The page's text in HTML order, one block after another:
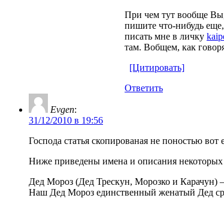
При чем тут вообще Вы,
пишите что-нибудь
писать мне в личку
там. Вобщем, как
[Цитировать]
Ответить
Evgen:
31/12/2010 в 19:56
Господа статья скопированая не поностью вот
Ниже приведены имена и описания некоторых
Дед Мороз (Дед Трескун, Морозко и Карачун)
Наш Дед Мороз единственный женатый Дед